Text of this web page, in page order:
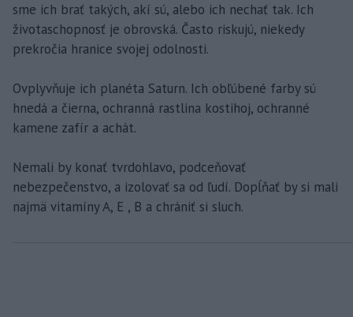
sme ich brať takých, akí sú, alebo ich nechať tak. Ich
životaschopnosť je obrovská. Často riskujú, niekedy
prekročia hranice svojej odolnosti.
Ovplyvňuje ich planéta Saturn. Ich obľúbené farby sú
hnedá a čierna, ochranná rastlina kostihoj, ochranné
kamene zafír a achát.
Nemali by konať tvrdohlavo, podceňovať
nebezpečenstvo, a izolovať sa od ľudí. Dopĺňať by si mali
najmä vitamíny A, E , B a chrániť si sluch.